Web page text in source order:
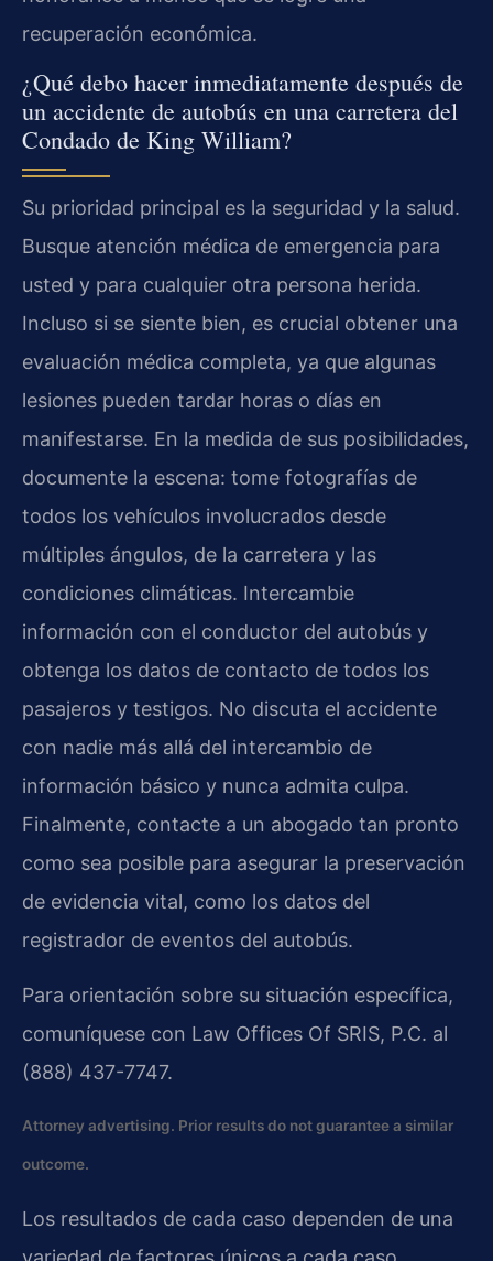
recuperación económica.
¿Qué debo hacer inmediatamente después de
un accidente de autobús en una carretera del
Condado de King William?
Su prioridad principal es la seguridad y la salud.
Busque atención médica de emergencia para
usted y para cualquier otra persona herida.
Incluso si se siente bien, es crucial obtener una
evaluación médica completa, ya que algunas
lesiones pueden tardar horas o días en
manifestarse. En la medida de sus posibilidades,
documente la escena: tome fotografías de
todos los vehículos involucrados desde
múltiples ángulos, de la carretera y las
condiciones climáticas. Intercambie
información con el conductor del autobús y
obtenga los datos de contacto de todos los
pasajeros y testigos. No discuta el accidente
con nadie más allá del intercambio de
información básico y nunca admita culpa.
Finalmente, contacte a un abogado tan pronto
como sea posible para asegurar la preservación
de evidencia vital, como los datos del
registrador de eventos del autobús.
Para orientación sobre su situación específica,
comuníquese con Law Offices Of SRIS, P.C. al
(888) 437-7747.
Attorney advertising. Prior results do not guarantee a similar
outcome.
Los resultados de cada caso dependen de una